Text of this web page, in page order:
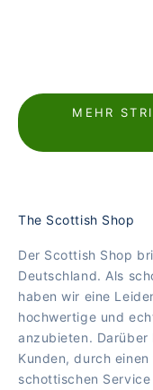
MEHR
The Scottish Shop
Der Scottish Shop
Deutschland. Als
haben wir eine
hochwertige und
anzubieten. Darüber
Kunden, durch
schottischen